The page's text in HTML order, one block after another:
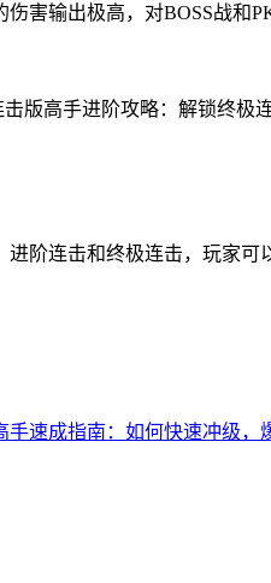
害输出极高，对BOSS战和
阶连击和终极连击，玩家
手速成指南：如何快速冲级，